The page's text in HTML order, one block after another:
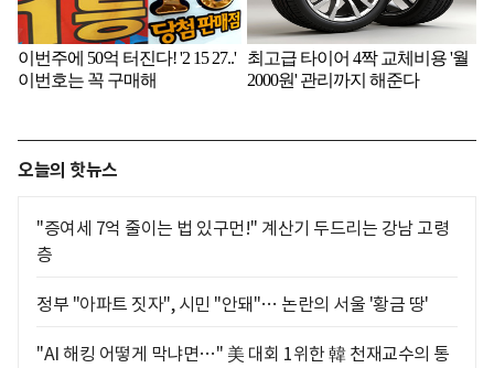
오늘의 핫뉴스
"증여세 7억 줄이는 법 있구먼!" 계산기 두드리는 강남 고령
층
정부 "아파트 짓자", 시민 "안돼"… 논란의 서울 '황금 땅'
"AI 해킹 어떻게 막냐면…" 美 대회 1위한 韓 천재교수의 통